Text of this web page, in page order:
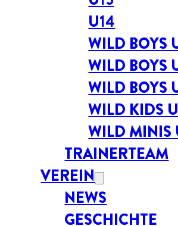
U14
WILD BOYS
WILD BOYS
WILD BOYS
WILD KIDS
WILD MINIS
TRAINERTEAM
VEREIN
NEWS
GESCHICHTE